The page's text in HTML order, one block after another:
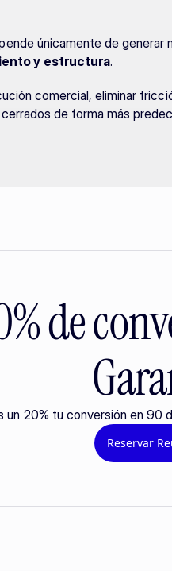
únicamente de generar
y estructura.
comercial, eliminar
de forma más
de
un 20% tu conversión en 90
Reservar